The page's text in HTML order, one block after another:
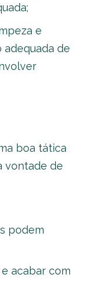
e
de
boa tática
vontade de
podem
acabar com